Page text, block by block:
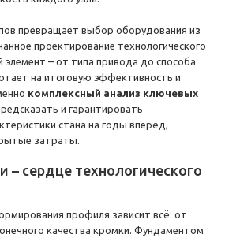
превращает выбор оборудования из
проектирование технологического
– от типа привода до способа
на итоговую эффективность и
комплексный анализ ключевых
и гарантировать
стана на годы вперёд,
затраты.
– сердце технологического
профиля зависит всё: от
качества кромки. Фундаментом